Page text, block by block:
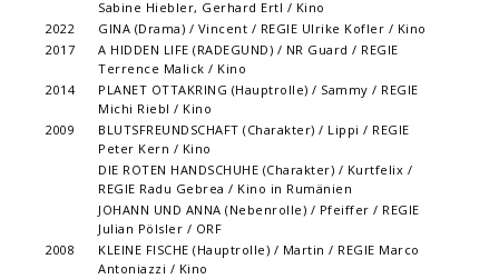
Sabine Hiebler, Gerhard Ertl / Kino
2022
GINA (Drama) / Vincent / REGIE Ulrike Kofler / Kino
2017
A HIDDEN LIFE (RADEGUND) / NR Guard / REGIE
Terrence Malick / Kino
2014
PLANET OTTAKRING (Hauptrolle) / Sammy / REGIE
Michi Riebl / Kino
2009
BLUTSFREUNDSCHAFT (Charakter) / Lippi / REGIE
Peter Kern / Kino
DIE ROTEN HANDSCHUHE (Charakter) / Kurtfelix /
REGIE Radu Gebrea / Kino in Rumänien
JOHANN UND ANNA (Nebenrolle) / Pfeiffer / REGIE
Julian Pölsler / ORF
2008
KLEINE FISCHE (Hauptrolle) / Martin / REGIE Marco
Antoniazzi / Kino